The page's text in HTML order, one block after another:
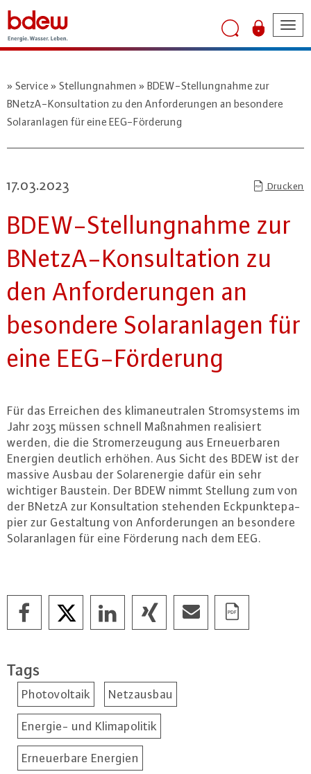
Service Stellungnahmen
BDEW-Stellungnahme zur
BNetzA-Konsultation zu den Anforderungen an besondere
Solaranlagen für eine EEG-Förderung
17.03.2023 Drucken
BDEW-Stel­lung­nah­me zur
BNetzA-Kon­sul­ta­ti­on zu
den An­for­de­run­gen an
besondere So­lar­an­la­gen für
eine EEG-För­de­rung
Für das Erreichen des kli­ma­neu­tra­len Strom­sys­tems im
Jahr 2035 müssen schnell Maßnahmen rea­li­siert
werden, die die Strom­er­zeu­gung aus Er­neu­er­ba­ren
Energien deutlich erhöhen. Aus Sicht des BDEW ist der
massive Ausbau der So­lar­ener­gie dafür ein sehr
wichtiger Baustein. Der BDEW nimmt Stellung zum von
der BNetzA zur Kon­sul­ta­ti­on stehenden Eck­punk­te­pa­
pier zur Ge­stal­tung von An­for­de­run­gen an besondere
So­lar­an­la­gen für eine Förderung nach dem EEG.
Tags
Photovoltaik Netzausbau
Energie- und Klimapolitik
Erneuerbare Energien